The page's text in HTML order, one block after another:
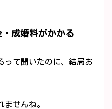
成婚料がかかる
って聞いたのに、結局お
ませんね。